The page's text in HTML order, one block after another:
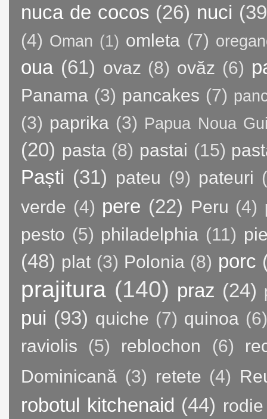
nuca de cocos (26) nuci
(4) Oman (1) omleta (7)
oua (61) ovaz (8) ovăz (6)
Panama (3) pancakes (7)
(3) paprika (3) Papua Noua
(20) pasta (8) pastai (15)
Paști (31) pateu (9) pateuri
verde (4) pere (22) Peru (4)
pesto (5) philadelphia (11)
(48) plat (3) Polonia (8) porc
prajitura (140) praz (24)
pui (93) quiche (7) quinoa
raviolis
(5) reblochon (6)
Dominicană (3) retete (4)
robotul kitchenaid (44) rodie